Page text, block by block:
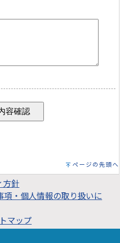
ページの先頭へ
方針
項・個人情報の取り扱いに
マップ